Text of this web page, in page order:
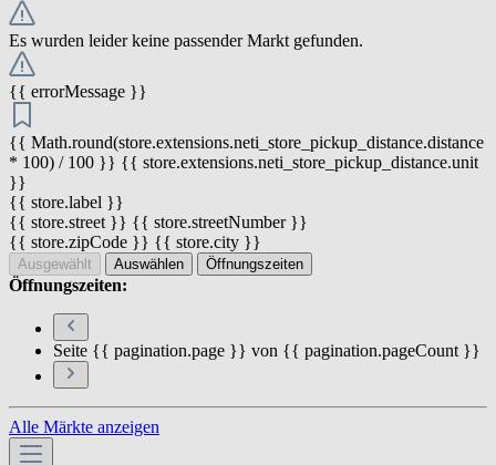
Es wurden leider keine passender Markt gefunden.
{{ errorMessage }}
{{ Math.round(store.extensions.neti_store_pickup_distance.distance
* 100) / 100 }} {{ store.extensions.neti_store_pickup_distance.unit
}}
{{ store.label }}
{{ store.street }} {{ store.streetNumber }}
{{ store.zipCode }} {{ store.city }}
Ausgewählt Auswählen Öffnungszeiten
Öffnungszeiten:
Seite {{ pagination.page }} von {{ pagination.pageCount }}
Alle Märkte anzeigen